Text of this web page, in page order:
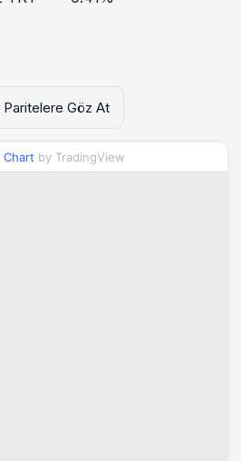
Paritelere Göz At
Chart by TradingView